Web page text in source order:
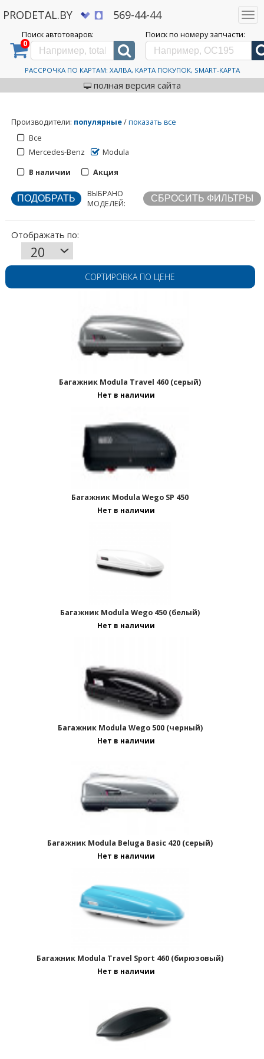
PRODETAL.BY 569-44-44
Поиск автотоваров:
0
Поиск по номеру запчасти:
РАССРОЧКА ПО КАРТАМ: ХАЛВА, КАРТА ПОКУПОК, SMART-КАРТА
полная версия сайта
Дискаунтер автозапчастей PRODETAL.BY > Каталог автотоваров > Modula
Modula
Производители: популярные/показать все
Все
Mercedes-Benz
Modula
В наличии
Акция
ВЫБРАНО
МОДЕЛЕЙ:
Отображать по:
СОРТИРОВКА ПО ЦЕНЕ
Багажник Modula Travel 460 (серый)
Нет в наличии
Багажник Modula Wego SP 450
Нет в наличии
Багажник Modula Wego 450 (белый)
Нет в наличии
Багажник Modula Wego 500 (черный)
Нет в наличии
Багажник Modula Beluga Basic 420 (серый)
Нет в наличии
Багажник Modula Travel Sport 460 (бирюзовый)
Нет в наличии